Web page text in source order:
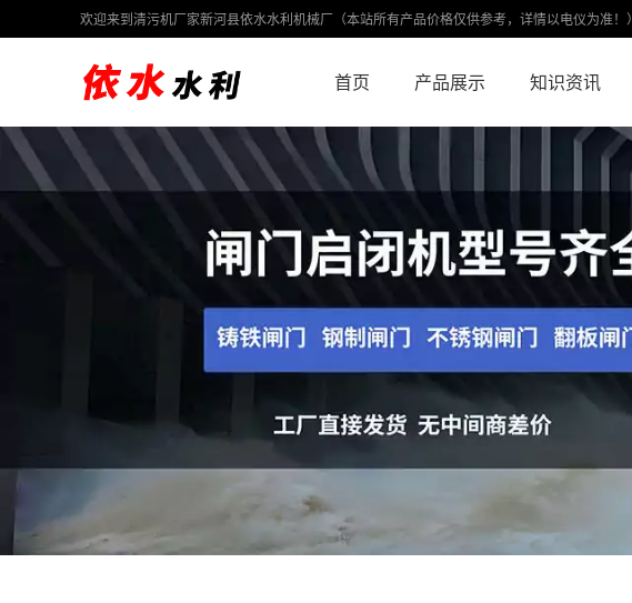
欢迎来到清污机厂家新河县依水水利机械厂（本站所有产品价格仅供参考，详情以电仪为准！）
首页 产品展示 知识资讯